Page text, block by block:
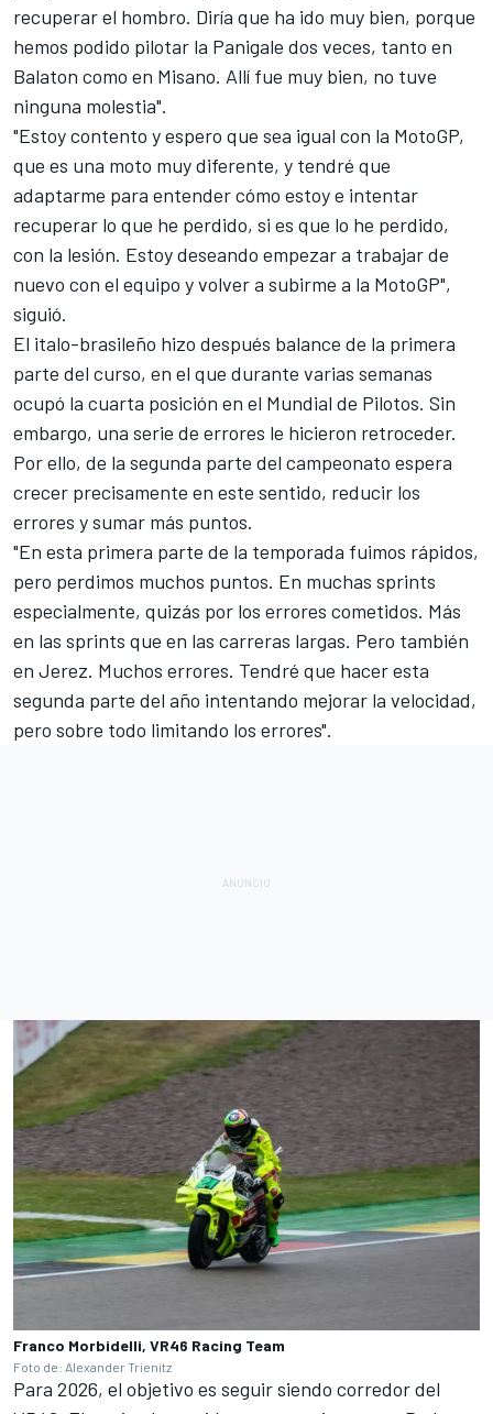
recuperar el hombro. Diría que ha ido muy bien, porque
hemos podido pilotar la Panigale dos veces, tanto en
Balaton como en Misano. Allí fue muy bien, no tuve
ninguna molestia".
"Estoy contento y espero que sea igual con la MotoGP,
que es una moto muy diferente, y tendré que
adaptarme para entender cómo estoy e intentar
recuperar lo que he perdido, si es que lo he perdido,
con la lesión. Estoy deseando empezar a trabajar de
nuevo con el equipo y volver a subirme a la MotoGP",
siguió.
El italo-brasileño hizo después balance de la primera
parte del curso, en el que durante varias semanas
ocupó la cuarta posición en el Mundial de Pilotos. Sin
embargo, una serie de errores le hicieron retroceder.
Por ello, de la segunda parte del campeonato espera
crecer precisamente en este sentido, reducir los
errores y sumar más puntos.
"En esta primera parte de la temporada fuimos rápidos,
pero perdimos muchos puntos. En muchas sprints
especialmente, quizás por los errores cometidos. Más
en las sprints que en las carreras largas. Pero también
en Jerez. Muchos errores. Tendré que hacer esta
segunda parte del año intentando mejorar la velocidad,
pero sobre todo limitando los errores".
Franco Morbidelli, VR46 Racing Team
Foto de: Alexander Trienitz
Para 2026, el objetivo es seguir siendo corredor del